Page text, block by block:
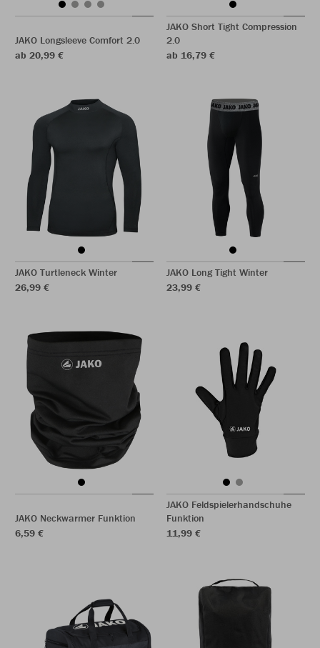
JAKO Longsleeve Comfort 2.0
ab 20,99 €
JAKO Short Tight Compression
2.0
ab 16,79 €
JAKO Turtleneck Winter
26,99 €
JAKO Long Tight Winter
23,99 €
JAKO Neckwarmer Funktion
6,59 €
JAKO Feldspielerhandschuhe
Funktion
11,99 €